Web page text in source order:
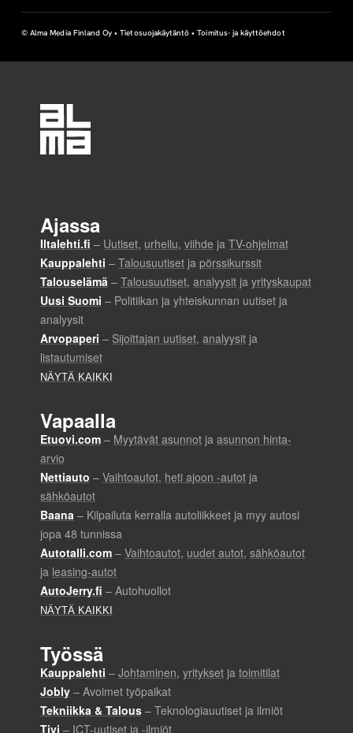
© Alma Media Finland Oy •Tietosuojakäytäntö •Toimitus- ja käyttöehdot